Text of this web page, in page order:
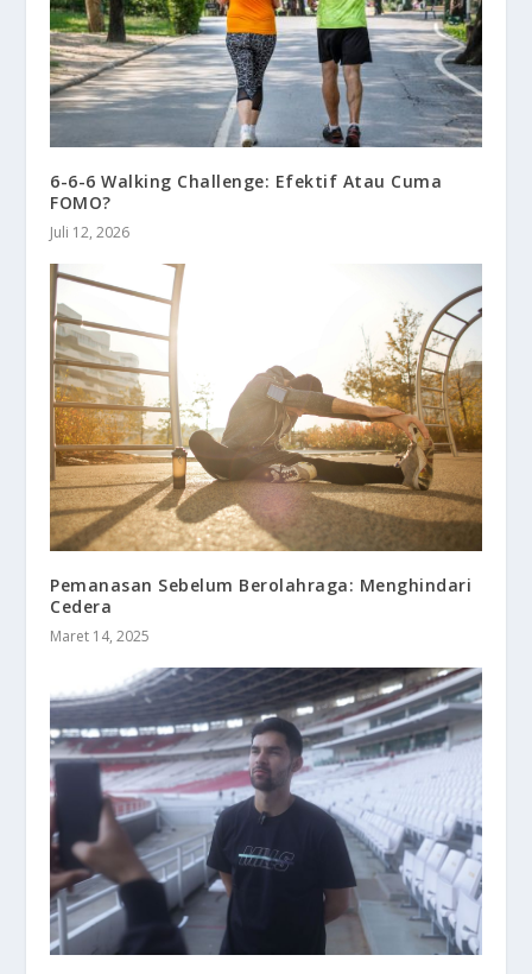
6-6-6 Walking Challenge: Efektif Atau Cuma
FOMO?
Juli 12, 2026
Pemanasan Sebelum Berolahraga: Menghindari
Cedera
Maret 14, 2025